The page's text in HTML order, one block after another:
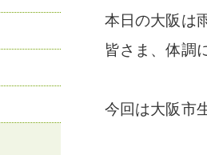
本日の大阪は
皆さま、体調
今回は大阪市